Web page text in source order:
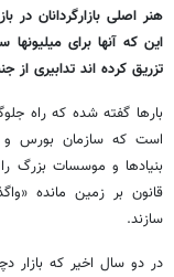
هنر اصلی بازارگردانان
تزریق کرده اند تدابیری از
بارها گفته شده که راه
است که سازمان بورس و
بنیادها و موسسات بزرگ
قانون بر زمین مانده
سازند.
در دو سال اخیر که